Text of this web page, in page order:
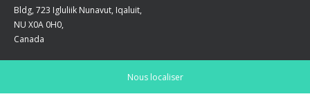
Bldg, 723 Igluliik Nunavut, Iqaluit,
NU X0A 0H0,
Canada
Nous localiser